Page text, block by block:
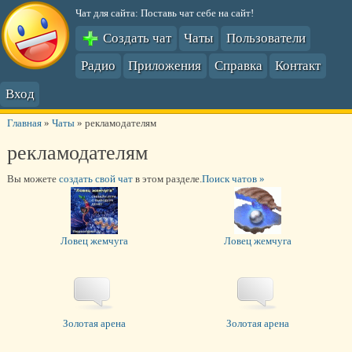
Чат для сайта: Поставь чат себе на сайт!
Создать чат Чаты
Пользователи
Радио
Приложения Справка
Контакт
Вход
Главная» Чаты» рекламодателям
рекламодателям
Вы можете создать свой чатв этом разделе.Поиск чатов »
Ловец жемчуга Ловец жемчуга
Золотая арена Золотая арена